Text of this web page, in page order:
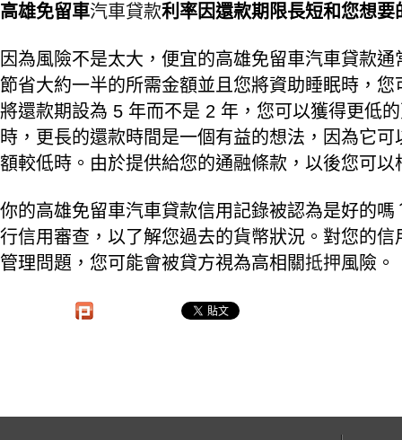
高雄免留車汽車貸款利率因還款期限長短和您想要
因為風險不是太大，便宜的高雄免留車汽車貸款
節省大約一半的所需金額並且您將資助睡眠時，
將還款期設為 5 年而不是 2 年，您可以獲得更低
時，更長的還款時間是一個有益的想法，因為它
額較低時。由於提供給您的通融條款，以後您可
你的高雄免留車汽車貸款信用記錄被認為是好的
行信用審查，以了解您過去的貨幣狀況。對您的
管理問題，您可能會被貸方視為高相關抵押風險。